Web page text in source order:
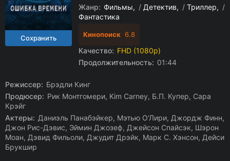
Жанр: Фильмы / Детектив / Триллер
/
Фантастика
Кинопоиск 6.8
Качество: FHD (1080p)
Продолжительность: 01:44
Режиссер: Брэдли Кинг
Продюсер: Рик Монтгомери, Kim Carney, Б.П. Купер, Сара
Крэйг
Актеры: Даниэль Панабэйкер, Мэтью О’Лири, Джордж Финн,
Джон Рис-Дэвис, Эймин Джозеф, Джейсон Спайсэк, Шэрон
Моан, Дэвид Фильоли, Джудит Дрэйк, Марк С. Хэнсон, Дейси
Брукшир